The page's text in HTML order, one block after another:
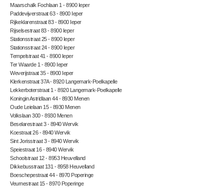
Maarschalk Fochlaan 1 - 8900 Ieper
Paddevijverstraat 63 - 8900 Ieper
Rijkeklarenstraat 83 - 8900 Ieper
Rijselsestraat 83 - 8900 Ieper
Stationsstraat 25 - 8900 Ieper
Stationsstraat 24 - 8900 Ieper
Tempelstraat 41 - 8900 Ieper
Ter Waarde 1 - 8900 Ieper
Weverijstraat 35 - 8900 Ieper
Klerkenstraat 37A - 8920 Langemark-Poelkapelle
Lekkerboterstraat 1 - 8920 Langemark-Poelkapelle
Koningin Astridlaan 44 - 8930 Menen
Oude Leielaan 15 - 8930 Menen
Volkslaan 300 - 8930 Menen
Beselarestraat 3 - 8940 Wervik
Koestraat 26 - 8940 Wervik
Sint Jorisstraat 3 - 8940 Wervik
Speiestraat 16 - 8940 Wervik
Schoolstraat 12 - 8953 Heuvelland
Dikkebusstraat 131 - 8958 Heuvelland
Boeschepestraat 44 - 8970 Poperinge
Veurnestraat 15 - 8970 Poperinge